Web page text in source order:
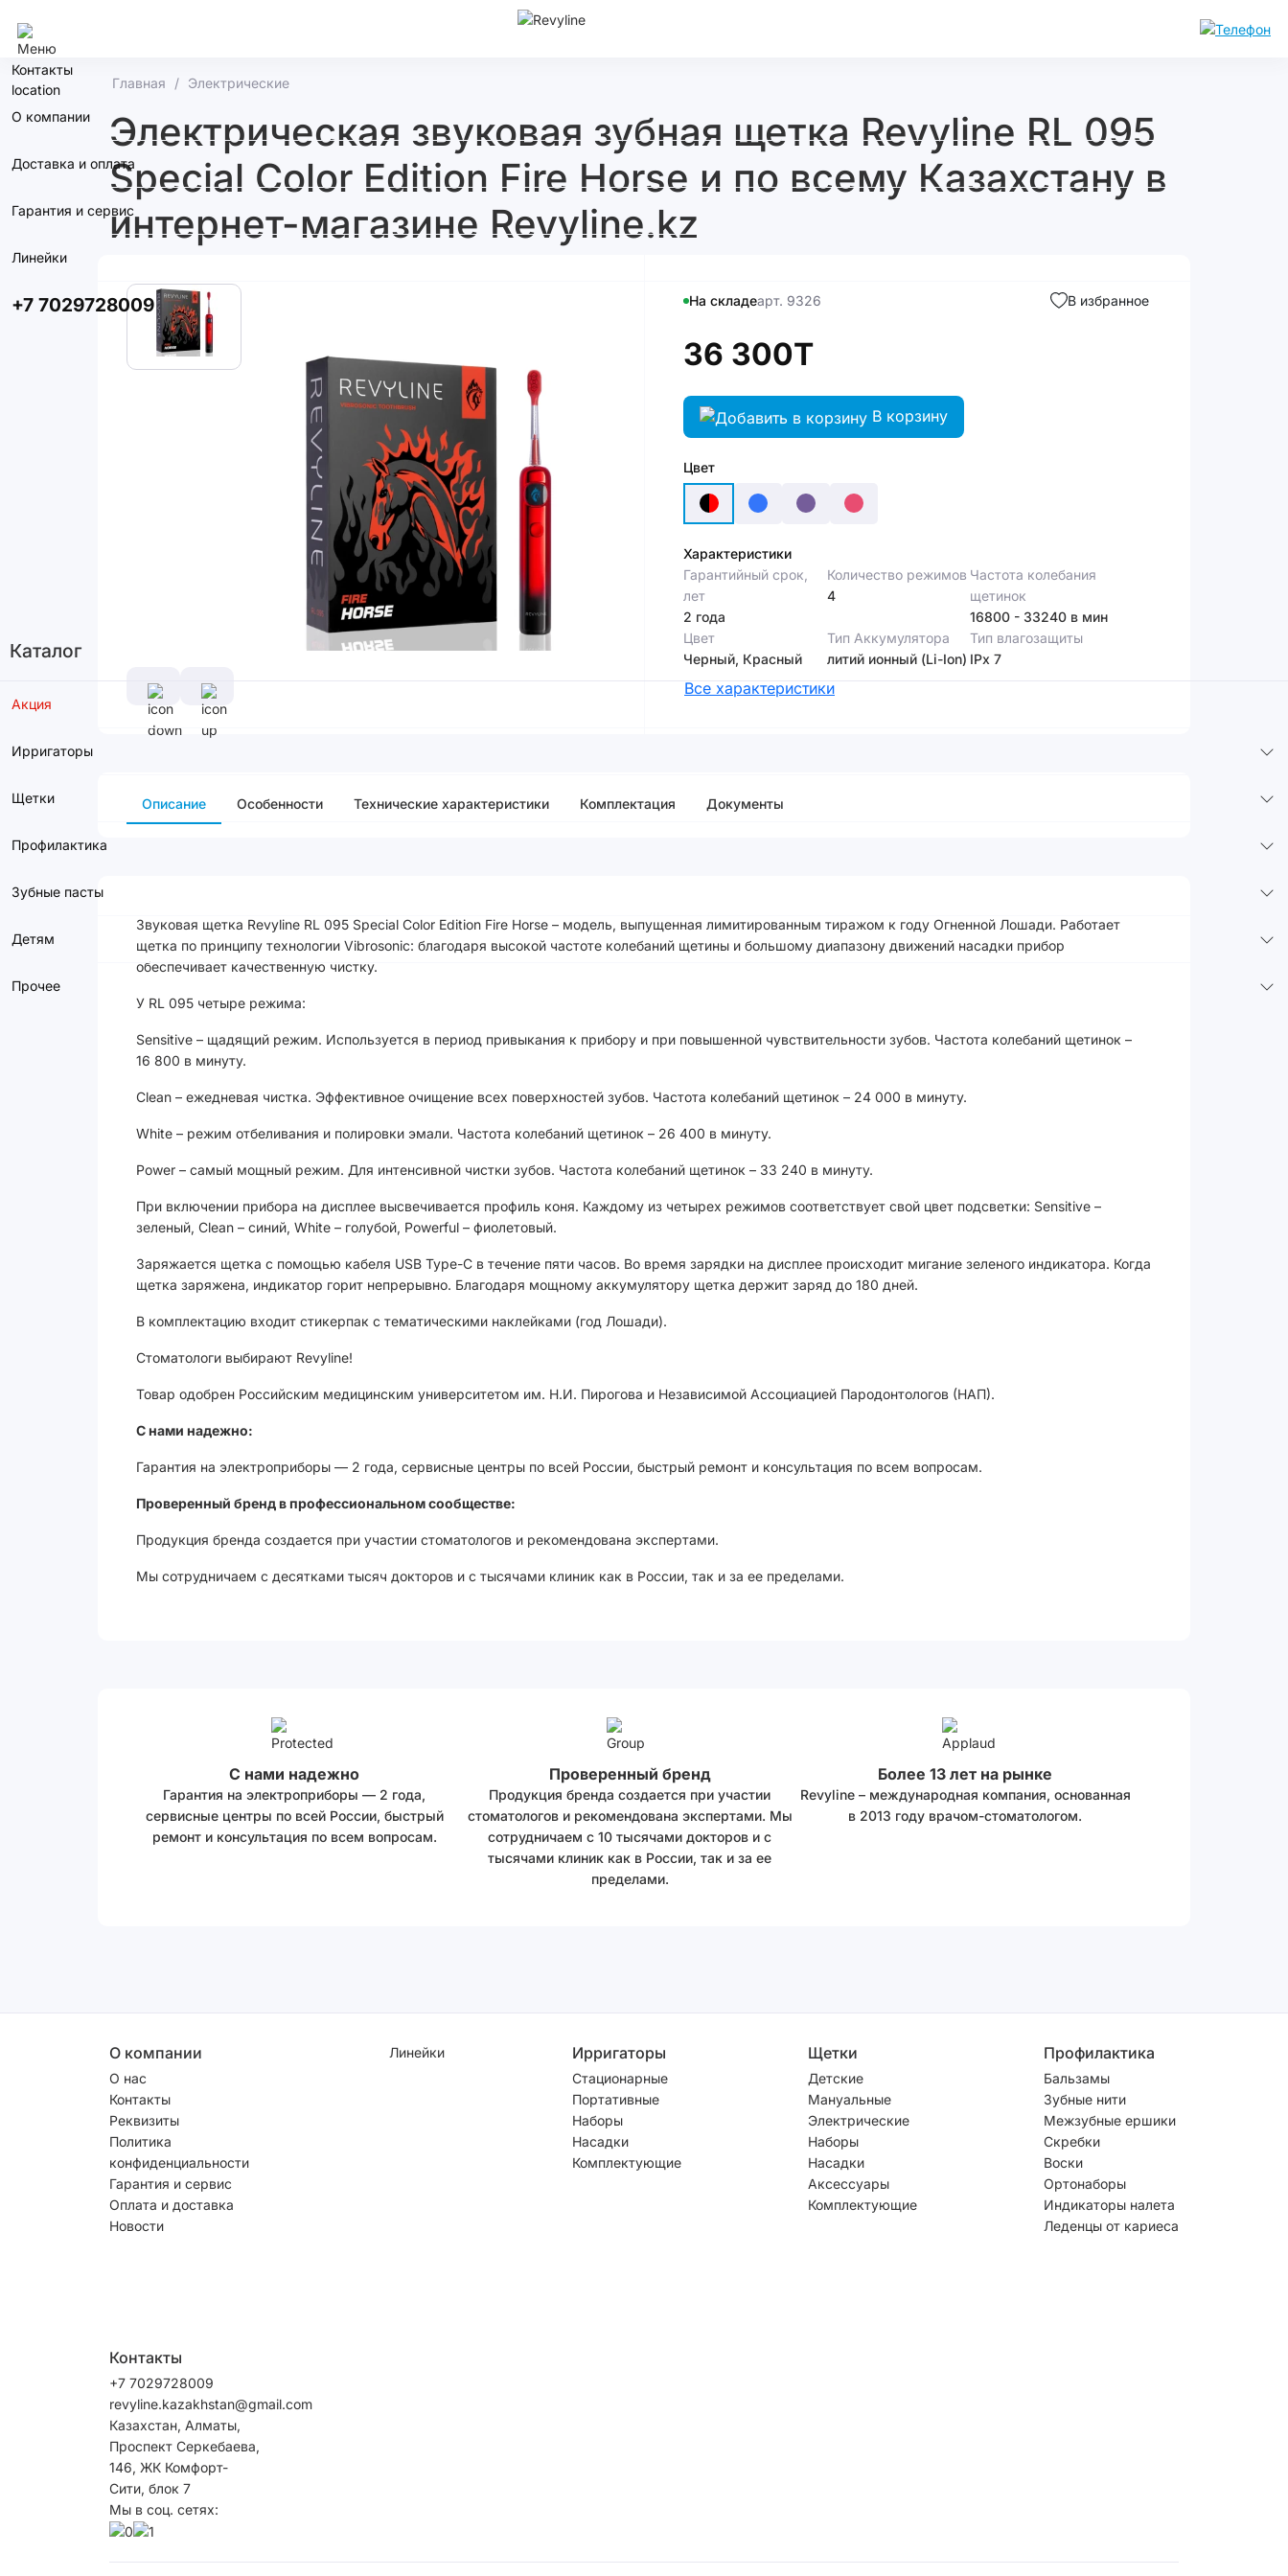
Контакты
О компании
Доставка и оплата
Гарантия и сервис
Линейки
+7 7029728009
Каталог
Акция
Ирригаторы
Щетки
Профилактика
Зубные пасты
Детям
Прочее
Главная Электрические
Электрическая звуковая зубная щетка Revyline RL 095
Special Color Edition Fire Horse и по всему Казахстану в
интернет-магазине Revyline.kz
На складеарт. 9326 В избранное
36 300T
В корзину
Цвет
Характеристики
Гарантийный срок,
лет
2 года
Количество режимов
4
Частота колебания
щетинок
16800 - 33240 в мин
Цвет
Черный, Красный
Тип Аккумулятора
литий ионный (Li-Ion)
Тип влагозащиты
IPx 7
Все характеристики
Описание Особенности Технические характеристики Комплектация Документы
Звуковая щетка Revyline RL 095 Special Color Edition Fire Horse – модель, выпущенная лимитированным тиражом к году Огненной Лошади. Работает
щетка по принципу технологии Vibrosonic: благодаря высокой частоте колебаний щетины и большому диапазону движений насадки прибор
обеспечивает качественную чистку.
У RL 095 четыре режима:
Sensitive – щадящий режим. Используется в период привыкания к прибору и при повышенной чувствительности зубов. Частота колебаний щетинок –
16 800 в минуту.
Clean – ежедневая чистка. Эффективное очищение всех поверхностей зубов. Частота колебаний щетинок – 24 000 в минуту.
White – режим отбеливания и полировки эмали. Частота колебаний щетинок – 26 400 в минуту.
Power – самый мощный режим. Для интенсивной чистки зубов. Частота колебаний щетинок – 33 240 в минуту.
При включении прибора на дисплее высвечивается профиль коня. Каждому из четырех режимов соответствует свой цвет подсветки: Sensitive –
зеленый, Clean – синий, White – голубой, Powerful – фиолетовый.
Заряжается щетка с помощью кабеля USB Type-C в течение пяти часов. Во время зарядки на дисплее происходит мигание зеленого индикатора. Когда
щетка заряжена, индикатор горит непрерывно. Благодаря мощному аккумулятору щетка держит заряд до 180 дней.
В комплектацию входит стикерпак с тематическими наклейками (год Лошади).
Стоматологи выбирают Revyline!
Товар одобрен Российским медицинским университетом им. Н.И. Пирогова и Независимой Ассоциацией Пародонтологов (НАП).
С нами надежно:
Гарантия на электроприборы — 2 года, сервисные центры по всей России, быстрый ремонт и консультация по всем вопросам.
Проверенный бренд в профессиональном сообществе:
Продукция бренда создается при участии стоматологов и рекомендована экспертами.
Мы сотрудничаем с десятками тысяч докторов и с тысячами клиник как в России, так и за ее пределами.
С нами надежно
Гарантия на электроприборы — 2 года,
сервисные центры по всей России, быстрый
ремонт и консультация по всем вопросам.
Проверенный бренд
Продукция бренда создается при участии
стоматологов и рекомендована экспертами. Мы
сотрудничаем с 10 тысячами докторов и с
тысячами клиник как в России, так и за ее
пределами.
Более 13 лет на рынке
Revyline – международная компания, основанная
в 2013 году врачом-стоматологом.
О компании
О нас
Контакты
Реквизиты
Политика
конфиденциальности
Гарантия и сервис
Оплата и доставка
Новости
Линейки Ирригаторы
Стационарные
Портативные
Наборы
Насадки
Комплектующие
Щетки
Детские
Мануальные
Электрические
Наборы
Насадки
Аксессуары
Комплектующие
Профилактика
Бальзамы
Зубные нити
Межзубные ершики
Скребки
Воски
Ортонаборы
Индикаторы налета
Леденцы от кариеса
Контакты
+7 7029728009
revyline.kazakhstan@gmail.com
Казахстан, Алматы,
Проспект Серкебаева,
146, ЖК Комфорт-
Сити, блок 7
Мы в соц. сетях: